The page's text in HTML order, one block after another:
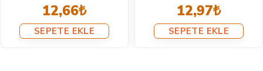
13,28₺
SEPETE EKLE
13,72₺
SEPETE EKLE